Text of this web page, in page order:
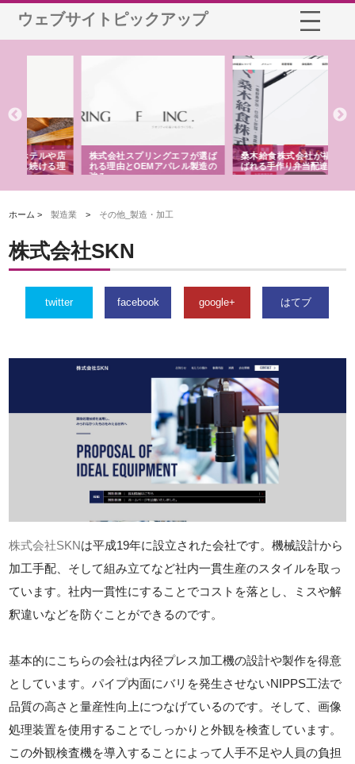
ウェブサイトピックアップ
株式会社スプリングエフが選ば
れる理由とOEMアパレル製造の
強み
桑木給食株式会社が福山市で選
ばれる手作り弁当配達の理由
ホーム >製造業 > その他_製造・加工
株式会社SKN
twitter facebook google+ はてブ
株式会社SKNは平成19年に設立された会社です。機械設計から
加工手配、そして組み立てなど社内一貫生産のスタイルを取っ
ています。社内一貫性にすることでコストを落とし、ミスや解
釈違いなどを防ぐことができるのです。
基本的にこちらの会社は内径プレス加工機の設計や製作を得意
としています。パイプ内面にバリを発生させないNIPPS工法で
品質の高さと量産性向上につなげているのです。そして、画像
処理装置を使用することでしっかりと外観を検査しています。
この外観検査機を導入することによって人手不足や人員の負担